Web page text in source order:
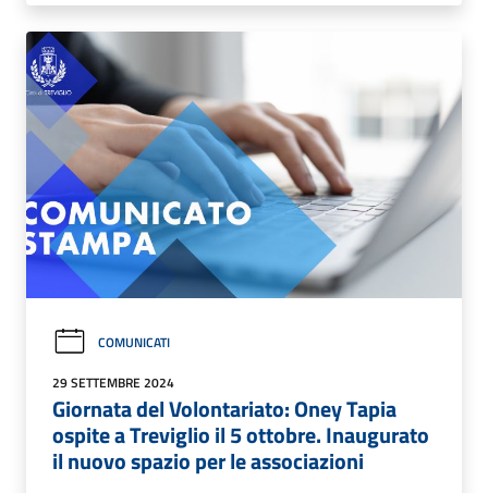
COMUNICATI
29 SETTEMBRE 2024
Giornata del Volontariato: Oney Tapia
ospite a Treviglio il 5 ottobre. Inaugurato
il nuovo spazio per le associazioni